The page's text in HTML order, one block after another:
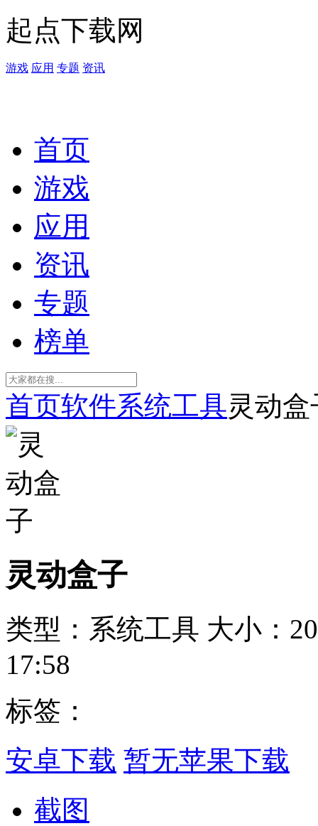
起点下载网
游戏 应用 专题 资讯
首页
游戏
应用
资讯
专题
榜单
首页软件系统工具灵动盒
灵动盒子
类型：系统工具 大小：
17:58
标签：
安卓下载 暂无苹果下载
截图